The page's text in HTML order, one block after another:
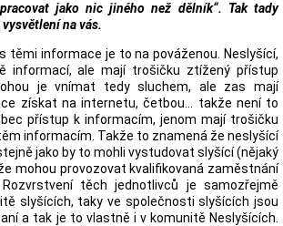
jako nic jiného než dělník“. Tak tady
na vás.
těmi informace je to na pováženou. Neslyšící,
informací, ale mají trošičku ztížený přístup
je vnímat tedy sluchem, ale zas mají
získat na internetu, četbou… takže není to
přístup k informacím, jenom mají trošičku
informacím. Takže to znamená že neslyšící
jako by to mohli vystudovat slyšící (nějaký
mohou provozovat kvalifikovaná zaměstnání
těch jednotlivců je samozřejmě
slyšících, taky ve společnosti slyšících jsou
a tak je to vlastně i v komunitě Neslyšících.